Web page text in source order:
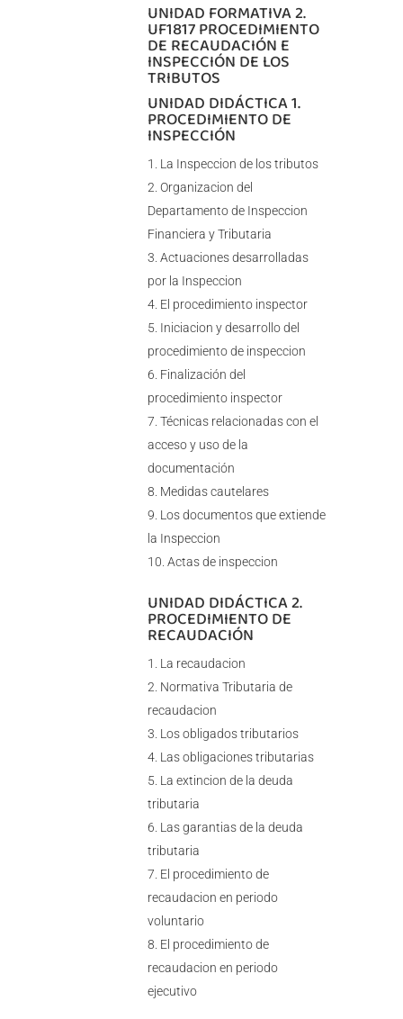
UNIDAD FORMATIVA 2.
UF1817 PROCEDIMIENTO
DE RECAUDACIÓN E
INSPECCIÓN DE LOS
TRIBUTOS
UNIDAD DIDÁCTICA 1.
PROCEDIMIENTO DE
INSPECCIÓN
La Inspeccion de los tributos
Organizacion del
Departamento de Inspeccion
Financiera y Tributaria
Actuaciones desarrolladas
por la Inspeccion
El procedimiento inspector
Iniciacion y desarrollo del
procedimiento de inspeccion
Finalización del
procedimiento inspector
Técnicas relacionadas con el
acceso y uso de la
documentación
Medidas cautelares
Los documentos que extiende
la Inspeccion
Actas de inspeccion
UNIDAD DIDÁCTICA 2.
PROCEDIMIENTO DE
RECAUDACIÓN
La recaudacion
Normativa Tributaria de
recaudacion
Los obligados tributarios
Las obligaciones tributarias
La extincion de la deuda
tributaria
Las garantias de la deuda
tributaria
El procedimiento de
recaudacion en periodo
voluntario
El procedimiento de
recaudacion en periodo
ejecutivo